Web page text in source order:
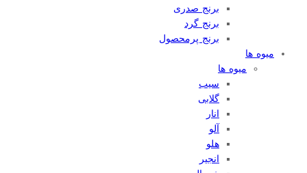
برنج صدری
برنج گرد
برنج پرمحصول
میوه ها
میوه ها
سیب
گلابی
انار
آلو
هلو
انجیر